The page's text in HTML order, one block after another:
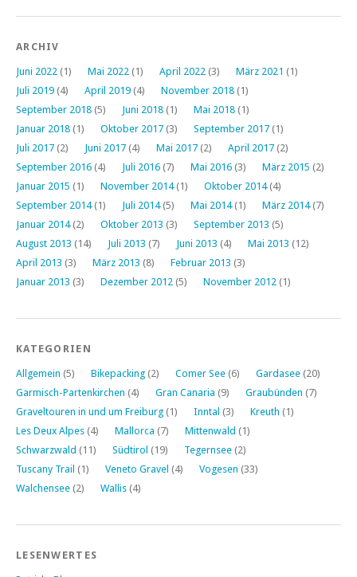
ARCHIV
Juni 2022 (1) Mai 2022 (1) April 2022 (3) März 2021 (1)
Juli 2019 (4) April 2019 (4) November 2018 (1)
September 2018 (5) Juni 2018 (1) Mai 2018 (1)
Januar 2018 (1) Oktober 2017 (3) September 2017 (1)
Juli 2017 (2) Juni 2017 (4) Mai 2017 (2) April 2017 (2)
September 2016 (4) Juli 2016 (7) Mai 2016 (3) März 2015 (2)
Januar 2015 (1) November 2014(1) Oktober 2014(4)
September 2014(1) Juli 2014(5) Mai 2014(1) März 2014(7)
Januar 2014(2) Oktober 2013 (3) September 2013 (5)
August 2013 (14) Juli 2013 (7) Juni 2013 (4) Mai 2013 (12)
April 2013 (3) März 2013 (8) Februar 2013 (3)
Januar 2013 (3) Dezember 2012 (5) November 2012 (1)
KATEGORIEN
Allgemein (5) Bikepacking (2) Comer See (6) Gardasee (20)
Garmisch-Partenkirchen (4) Gran Canaria (9) Graubünden (7)
Graveltouren in und um Freiburg (1) Inntal (3) Kreuth (1)
Les Deux Alpes (4) Mallorca (7) Mittenwald (1)
Schwarzwald (11) Südtirol (19) Tegernsee (2)
Tuscany Trail (1) Veneto Gravel (4) Vogesen (33)
Walchensee (2) Wallis (4)
LESENWERTES